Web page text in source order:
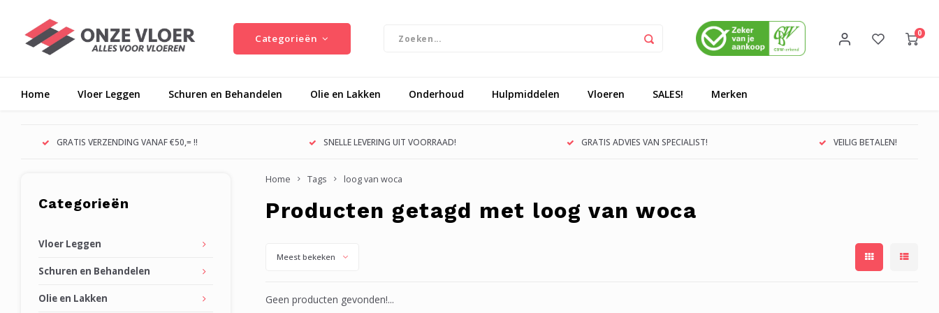
Categorieën 0
Home Vloer Leggen Schuren en Behandelen Olie en Lakken Onderhoud Hulpmiddelen Vloeren SALES! Merken
GRATIS VERZENDING VANAF €50,= !! SNELLE LEVERING UIT VOORRAAD! GRATIS ADVIES VAN SPECIALIST! VEILIG BETALEN!
Categorieën
Vloer Leggen
Schuren en Behandelen
Olie en Lakken
Home Tags loog van woca
Producten getagd met loog van woca
Meest bekeken
Geen producten gevonden!...